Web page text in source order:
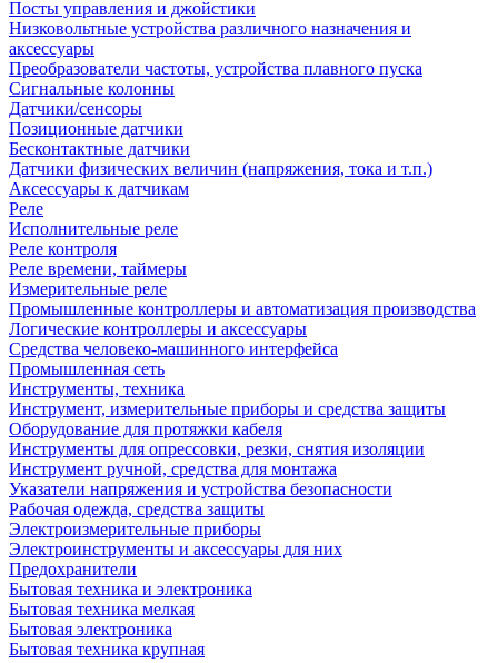
Посты управления и джойстики
Низковольтные устройства различного назначения и
аксессуары
Преобразователи частоты, устройства плавного пуска
Сигнальные колонны
Датчики/сенсоры
Позиционные датчики
Бесконтактные датчики
Датчики физических величин (напряжения, тока и т.п.)
Аксессуары к датчикам
Реле
Исполнительные реле
Реле контроля
Реле времени, таймеры
Измерительные реле
Промышленные контроллеры и автоматизация производства
Логические контроллеры и аксессуары
Средства человеко-машинного интерфейса
Промышленная сеть
Инструменты, техника
Инструмент, измерительные приборы и средства защиты
Оборудование для протяжки кабеля
Инструменты для опрессовки, резки, снятия изоляции
Инструмент ручной, средства для монтажа
Указатели напряжения и устройства безопасности
Рабочая одежда, средства защиты
Электроизмерительные приборы
Электроинструменты и аксессуары для них
Предохранители
Бытовая техника и электроника
Бытовая техника мелкая
Бытовая электроника
Бытовая техника крупная